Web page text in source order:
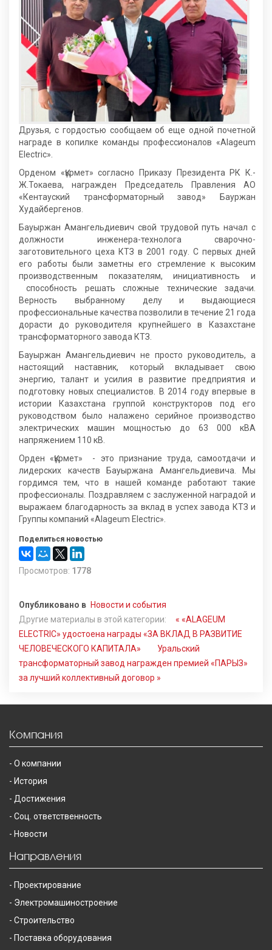
Друзья, с гордостью сообщаем об еще одной почетной
награде в копилке команды профессионалов «Alageum
Electric».
Орденом «Құрмет» согласно Приказу Президента РК К.-
Ж.Токаева, награжден Председатель Правления АО
«Кентауский трансформаторный завод» Бауржан
Худайбергенов.
Бауыржан Амангельдиевич свой трудовой путь начал с
должности инженера-технолога сварочно-
заготовительного цеха КТЗ в 2001 году. С первых дней
его работы были заметны его стремление к высоким
производственным показателям, инициативность и
способность решать сложные технические задачи.
Верность выбранному делу и выдающиеся
профессиональные качества позволили в течение 21 года
дорасти до руководителя крупнейшего в Казахстане
трансформаторного завода КТЗ.
Бауыржан Амангельдиевич не просто руководитель, а
настоящий наставник, который вкладывает свою
энергию, талант и усилия в развитие предприятия и
подготовку новых специалистов. В 2014 году впервые в
истории Казахстана группой конструкторов под его
руководством было налажено серийное производство
электрических машин мощностью до 63 000 кВА
напряжением 110 кВ.
Орден «Құрмет» - это признание труда, самоотдачи и
лидерских качеств Бауыржана Амангельдиевича. Мы
гордимся тем, что в нашей команде работают такие
профессионалы. Поздравляем с заслуженной наградой и
выражаем благодарность за вклад в успех завода КТЗ и
Группы компаний «Alageum Electric».
Поделиться новостью
Просмотров: 1778
Опубликовано в Новости и события
Другие материалы в этой категории:
« «ALAGEUM
ELECTRIC» удостоена награды «ЗА ВКЛАД В РАЗВИТИЕ
ЧЕЛОВЕЧЕСКОГО КАПИТАЛА»
Уральский
трансформаторный завод награжден премией «ПАРЫЗ»
за лучший коллективный договор »
Компания
О компании
История
Достижения
Соц. ответственность
Новости
Направления
Проектирование
Электромашиностроение
Строительство
Поставка оборудования